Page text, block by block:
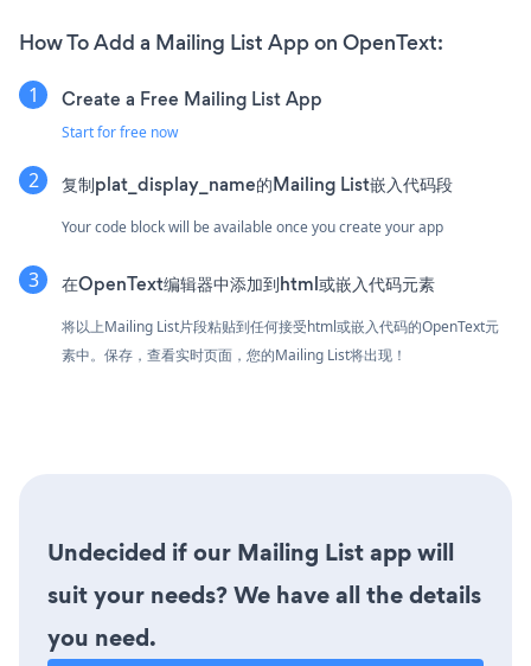
How To Add a Mailing List App on OpenText:
Create a Free Mailing List App
Start for free now
复制plat_display_name的Mailing List嵌入代码段
Your code block will be available once you create your app
在OpenText编辑器中添加到html或嵌入代码元素
将以上Mailing List片段粘贴到任何接受html或嵌入代码的OpenText元
素中。保存，查看实时页面，您的Mailing List将出现！
Undecided if our Mailing List app will
suit your needs? We have all the details
you need.